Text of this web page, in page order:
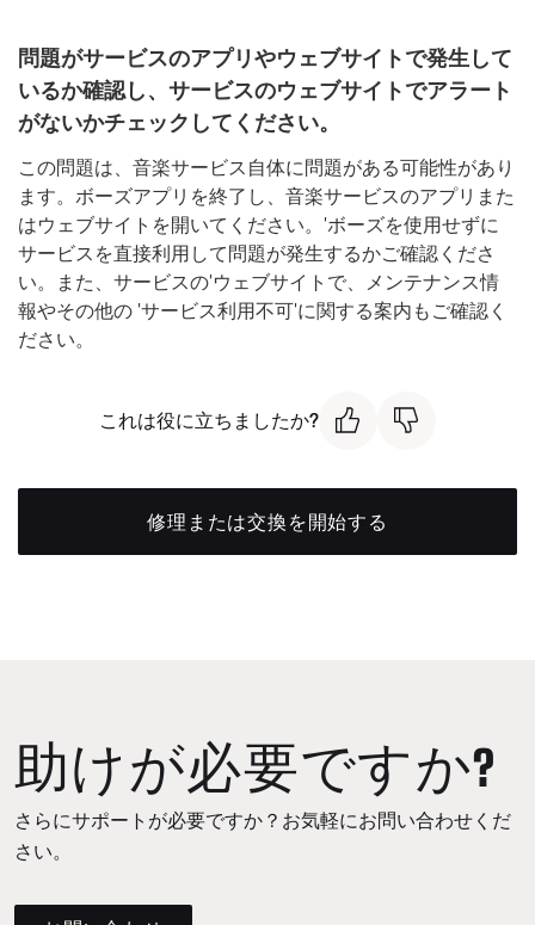
問題がサービスのアプリやウェブサイトで発生して
いるか確認し、サービスのウェブサイトでアラート
がないかチェックしてください。
この問題は、音楽サービス自体に問題がある可能性があり
ます。ボーズアプリを終了し、音楽サービスのアプリまた
はウェブサイトを開いてください。'ボーズを使用せずに
サービスを直接利用して問題が発生するかご確認くださ
い。また、サービスの'ウェブサイトで、メンテナンス情
報やその他の 'サービス利用不可'に関する案内もご確認く
ださい。
これは役に立ちましたか?
修理または交換を開始する
助けが必要ですか?
さらにサポートが必要ですか？お気軽にお問い合わせくだ
さい。